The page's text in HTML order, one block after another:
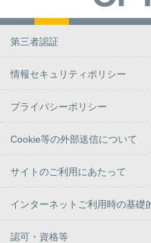
第三者認証
情報セキュリティポリシー
プライバシーポリシー
Cookie等の外部送信について
サイトのご利用にあたって
インターネットご利用時の基礎
認可・資格等